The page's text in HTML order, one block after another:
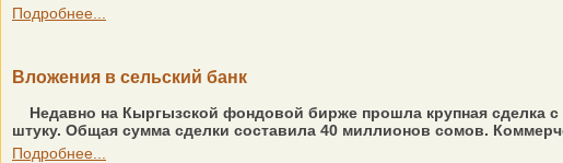
Подробнее...
Вложения в сельский банк
Недавно на Кыргызской фондовой бирже прошла крупная сделка
штуку. Общая сумма сделки составила 40 миллионов сомов.
Подробнее...